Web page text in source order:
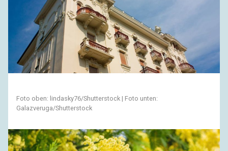
Foto oben: lindasky76/Shutterstock | Foto unten:
Galazveruga/Shutterstock